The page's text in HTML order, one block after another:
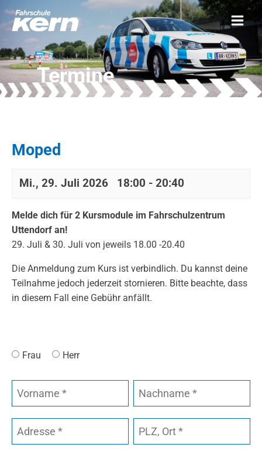
Termine
Moped
Mi., 29. Juli 2026 18:00 - 20:40
Melde dich für 2 Kursmodule im Fahrschulzentrum
Uttendorf an!
29. Juli & 30. Juli von jeweils 18.00 -20.40
Die Anmeldung zum Kurs ist verbindlich. Du kannst deine
Teilnahme jedoch jederzeit stornieren. Bitte beachte, dass
in diesem Fall eine Gebühr anfällt.
Frau Herr